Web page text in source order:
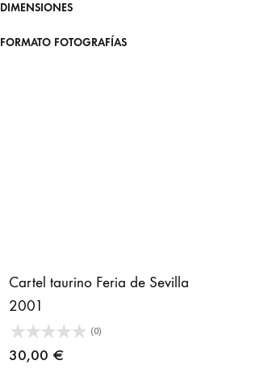
DIMENSIONES
FORMATO FOTOGRAFÍAS
Cartel taurino Feria de Sevilla
2001
(0)
30,00 €